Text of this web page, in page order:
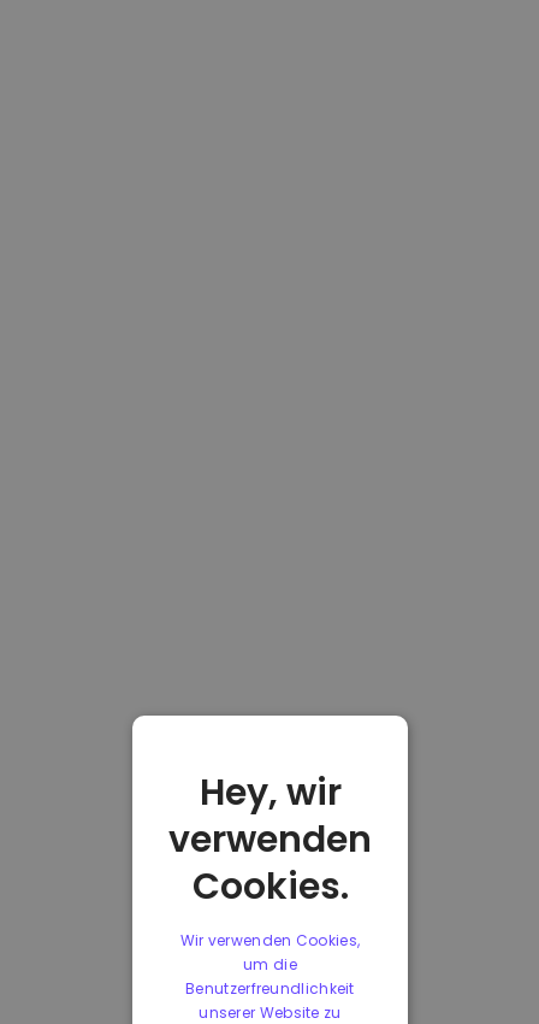
Hey, wir
verwenden
Cookies.
Wir verwenden Cookies,
um die
Benutzerfreundlichkeit
unserer Website zu